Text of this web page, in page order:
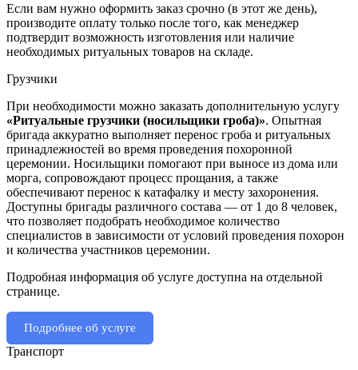
Если вам нужно оформить заказ срочно (в этот же день),
производите оплату только после того, как менеджер
подтвердит возможность изготовления или наличие
необходимых ритуальных товаров на складе.
Грузчики
При необходимости можно заказать дополнительную услугу
«Ритуальные грузчики (носильщики гроба)». Опытная
бригада аккуратно выполняет перенос гроба и ритуальных
принадлежностей во время проведения похоронной
церемонии. Носильщики помогают при выносе из дома или
морга, сопровождают процесс прощания, а также
обеспечивают перенос к катафалку и месту захоронения.
Доступны бригады различного состава — от 1 до 8 человек,
что позволяет подобрать необходимое количество
специалистов в зависимости от условий проведения похорон
и количества участников церемонии.
Подробная информация об услуге доступна на отдельной
странице.
Подробнее об услуге
Транспорт